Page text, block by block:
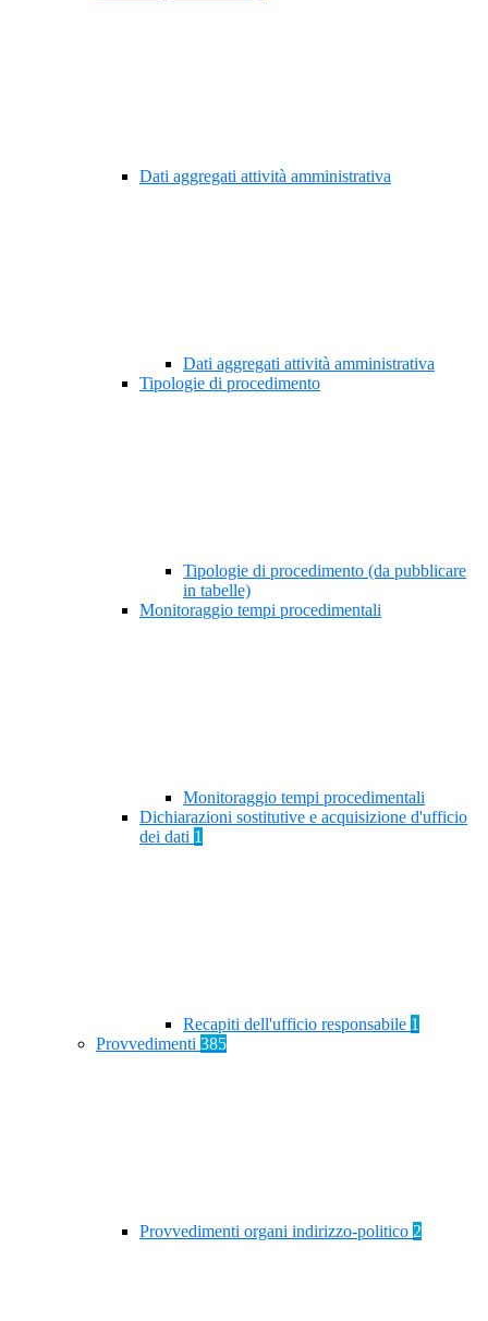
Dati aggregati attività amministrativa
Dati aggregati attività amministrativa
Tipologie di procedimento
Tipologie di procedimento (da pubblicare
in tabelle)
Monitoraggio tempi procedimentali
Monitoraggio tempi procedimentali
Dichiarazioni sostitutive e acquisizione d'ufficio
dei dati 1
Recapiti dell'ufficio responsabile 1
Provvedimenti 385
Provvedimenti organi indirizzo-politico 2